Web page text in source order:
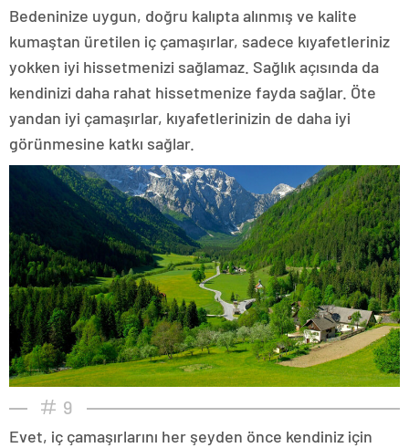
Bedeninize uygun, doğru kalıpta alınmış ve kalite
kumaştan üretilen iç çamaşırlar, sadece kıyafetleriniz
yokken iyi hissetmenizi sağlamaz. Sağlık açısında da
kendinizi daha rahat hissetmenize fayda sağlar. Öte
yandan iyi çamaşırlar, kıyafetlerinizin de daha iyi
görünmesine katkı sağlar.
9
Evet, iç çamaşırlarını her şeyden önce kendiniz için